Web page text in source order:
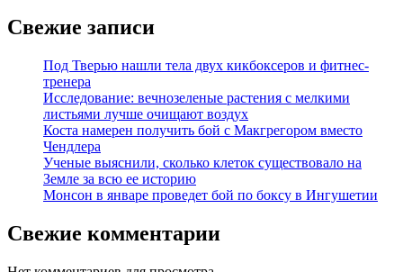
Свежие записи
Под Тверью нашли тела двух кикбоксеров и фитнес-
тренера
Исследование: вечнозеленые растения с мелкими
листьями лучше очищают воздух
Коста намерен получить бой с Макгрегором вместо
Чендлера
Ученые выяснили, сколько клеток существовало на
Земле за всю ее историю
Монсон в январе проведет бой по боксу в Ингушетии
Свежие комментарии